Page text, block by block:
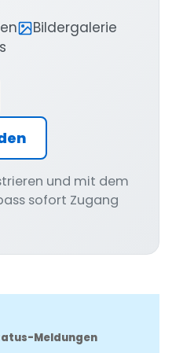
Bildergalerie
und mit dem
sofort Zugang
Meldungen